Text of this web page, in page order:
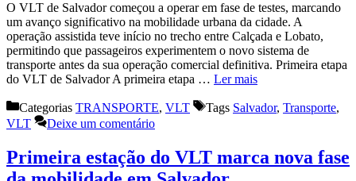
O VLT de Salvador começou a operar em fase de testes, marcando
um avanço significativo na mobilidade urbana da cidade. A
operação assistida teve início no trecho entre Calçada e Lobato,
permitindo que passageiros experimentem o novo sistema de
transporte antes da sua operação comercial definitiva. Primeira etapa
do VLT de Salvador A primeira etapa … Ler mais
Categorias TRANSPORTE, VLT Tags Salvador, Transporte,
VLT
Deixe um comentário
Primeira estação do VLT marca nova fase